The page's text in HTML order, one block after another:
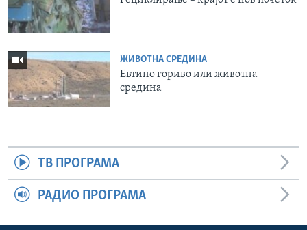
ЖИВОТНА СРЕДИНА
Евтино гориво или животна
средина
ТВ ПРОГРАМА
РАДИО ПРОГРАМА